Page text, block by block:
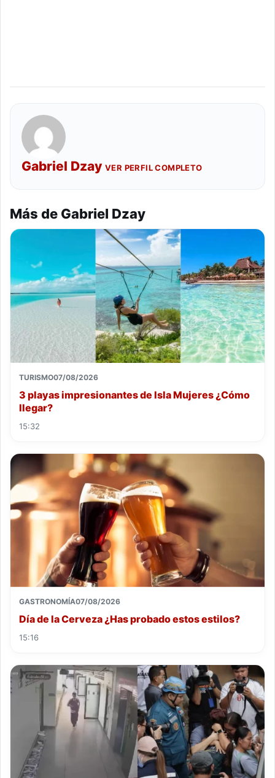
Gabriel Dzay VER PERFIL COMPLETO
Más de Gabriel Dzay
TURISMO07/08/2026
3 playas impresionantes de Isla Mujeres ¿Cómo
llegar?
15:32
GASTRONOMÍA07/08/2026
Día de la Cerveza ¿Has probado estos estilos?
15:16